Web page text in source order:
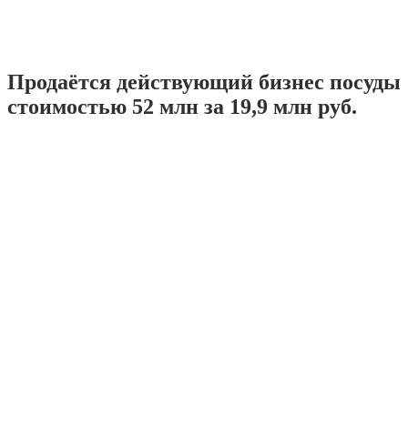
Продаётся действующий бизнес посуды
стоимостью 52 млн за 19,9 млн руб.